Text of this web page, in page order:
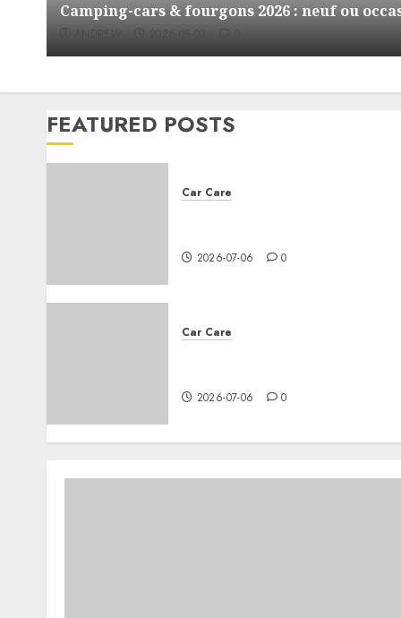
Camping-cars & fourgons 2026 : neuf ou
FEATURED POSTS
Car Care
2026-07-06 0
Car Care
2026-07-06 0